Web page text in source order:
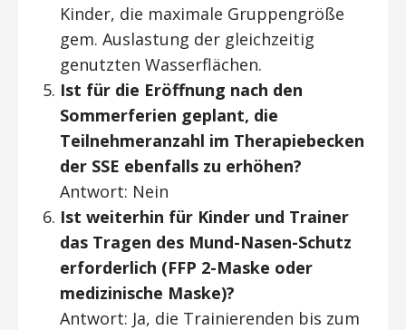
Kinder, die maximale Gruppengröße
gem. Auslastung der gleichzeitig
genutzten Wasserflächen.
Ist für die Eröffnung nach den
Sommerferien geplant, die
Teilnehmeranzahl im Therapiebecken
der SSE ebenfalls zu erhöhen?
Antwort: Nein
Ist weiterhin für Kinder und Trainer
das Tragen des Mund-Nasen-Schutz
erforderlich (FFP 2-Maske oder
medizinische Maske)?
Antwort: Ja, die Trainierenden bis zum